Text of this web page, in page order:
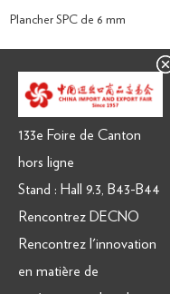
Plancher SPC de 6 mm
Revêtement de sol stratifié
Plancher stratifié de 8 mm
Plancher stratifié de 12 mm
Sol stratifié 2200mm
Parquet stratifié en CHÊNE
E.I.R. Revêtement de sol stratifié
Stratifié imperméable
133e Foire de Canton
hors ligne
Stand : Hall 9.3, B43-B44
Rencontrez DECNO
Rencontrez l'innovation
en matière de